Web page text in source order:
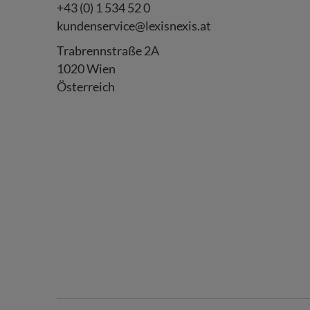
+43 (0) 1 534 52 0
kundenservice@lexisnexis.at
Trabrennstraße 2A
1020 Wien
Österreich